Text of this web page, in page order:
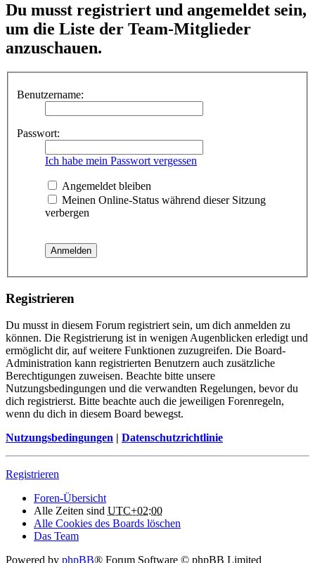
Du musst registriert und angemeldet sein,
um die Liste der Team-Mitglieder
anzuschauen.
Benutzername:
Passwort:
Ich habe mein Passwort vergessen
Angemeldet bleiben
Meinen Online-Status während dieser Sitzung
verbergen
Registrieren
Du musst in diesem Forum registriert sein, um dich anmelden zu
können. Die Registrierung ist in wenigen Augenblicken erledigt und
ermöglicht dir, auf weitere Funktionen zuzugreifen. Die Board-
Administration kann registrierten Benutzern auch zusätzliche
Berechtigungen zuweisen. Beachte bitte unsere
Nutzungsbedingungen und die verwandten Regelungen, bevor du
dich registrierst. Bitte beachte auch die jeweiligen Forenregeln,
wenn du dich in diesem Board bewegst.
Nutzungsbedingungen | Datenschutzrichtlinie
Registrieren
Foren-Übersicht
Alle Zeiten sind UTC+02:00
Alle Cookies des Boards löschen
Das Team
Powered by phpBB® Forum Software © phpBB Limited